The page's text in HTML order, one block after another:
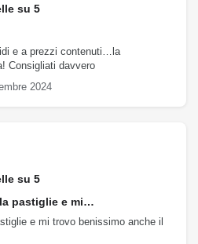
su 5
e a prezzi contenuti…la
Consigliati davvero
2024
su 5
pastiglie e mi…
e mi trovo benissimo anche il